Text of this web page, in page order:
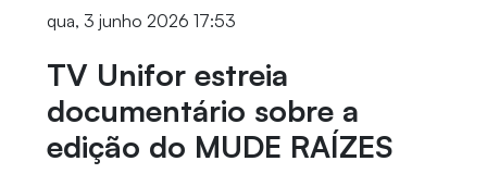
qua, 3 junho 2026 17:53
TV Unifor estreia
documentário sobre a
edição do MUDE RAÍZES